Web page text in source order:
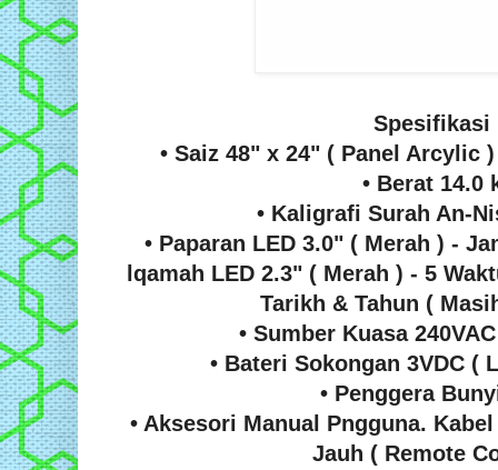
Spesifikasi
• Saiz 48" x 24" ( Panel Arcylic
• Berat 14.0
• Kaligrafi Surah An-
• Paparan LED 3.0" ( Merah ) -
lqamah LED 2.3" ( Merah ) - 5
Tarikh & Tahun (
• Sumber Kuasa
• Bateri Sokongan 3VDC (
• Penggera
• Aksesori Manual Pngguna.
Jauh ( Remote